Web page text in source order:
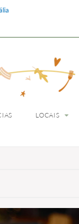
HOME REGIÕES
LOCAIS